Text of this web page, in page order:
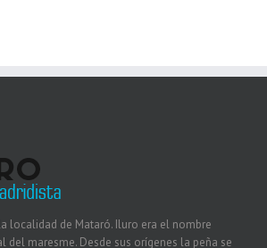
localidad de Mataró. Iluro era el nombre
del maresme. Desde sus orígenes la peña se